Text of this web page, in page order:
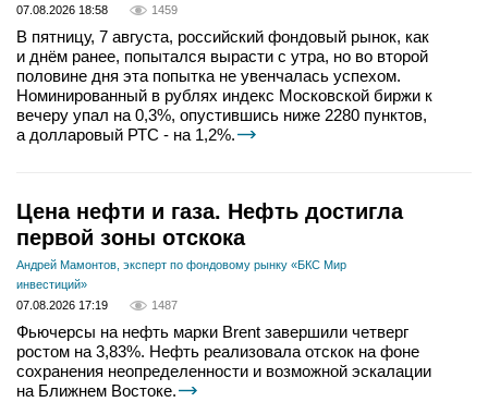
07.08.2026 18:58
1459
В пятницу, 7 августа, российский фондовый рынок, как
и днём ранее, попытался вырасти с утра, но во второй
половине дня эта попытка не увенчалась успехом.
Номинированный в рублях индекс Московской биржи к
вечеру упал на 0,3%, опустившись ниже 2280 пунктов,
а долларовый РТС - на 1,2%.
Цена нефти и газа. Нефть достигла
первой зоны отскока
Андрей Мамонтов, эксперт по фондовому рынку «БКС Мир
инвестиций»
07.08.2026 17:19
1487
Фьючерсы на нефть марки Brent завершили четверг
ростом на 3,83%. Нефть реализовала отскок на фоне
сохранения неопределенности и возможной эскалации
на Ближнем Востоке.